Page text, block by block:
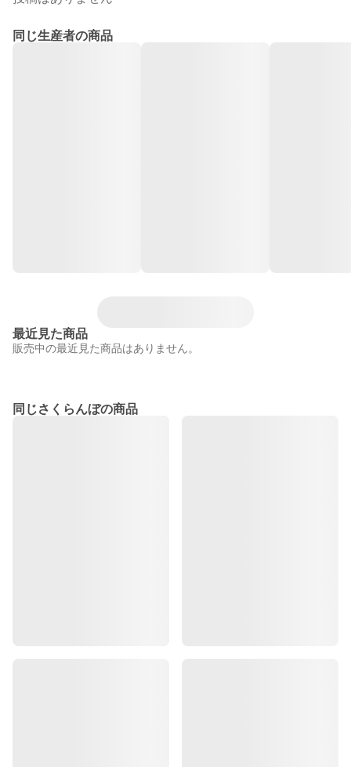
同じ生産者の商品
最近見た商品
販売中の最近見た商品はありません。
同じさくらんぼの商品